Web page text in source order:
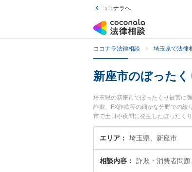
ココナラへ
ココナラ法律相談 埼玉県で法律
新座市のぼった
埼玉県の新座市でぼったくり被害に
詐欺、FX詐欺等の細かな分野での絞
市で土日や夜間に発生したぼったく
でぼったくり被害を法律相談できる
エリア 埼玉県、新座市
相談内容 詐欺・消費者問